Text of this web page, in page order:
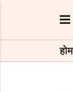
होम